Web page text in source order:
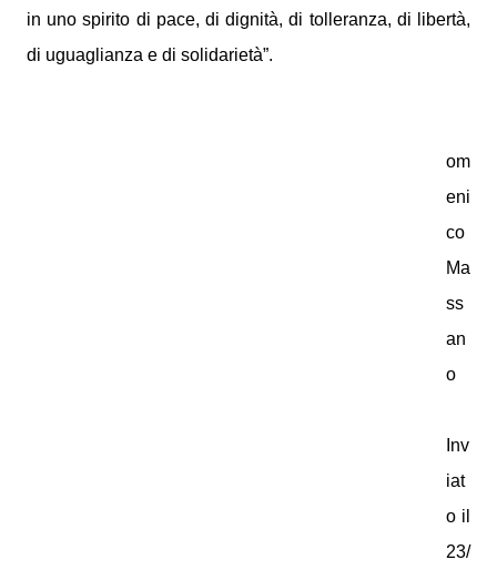
in uno spirito di pace, di dignità, di tolleranza, di libertà,
di uguaglianza e di solidarietà”.
om
eni
co
Ma
ss
an
o
Inv
iat
o il
23/